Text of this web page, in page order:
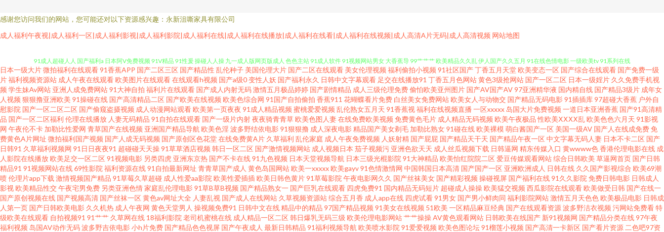
感谢您访问我们的网站，您可能还对以下资源感兴趣：永新沮嘶家具有限公司
成人福利午夜视|成人福利一区|成人福利影视|成人福利影院|成人福利在线|成人福利在线播放|成人福利在线看|成人福利在线视频|成人高清A片无码|成人高清视频 网站地图
观看免费 黄色网入口站链接 青草91视频免费 在线超碰在成人91 AV123在线导航 国产偷自拍99在线 91东京热中文字幕 黄天堂av 影音先锋av资源一区 国内一级TT 91熟女中文免费 国产黑丝av 麻豆探花 日韩52页 91视频自拍免费网站
超碰人人操色婷婷97 久久天堂久久人妻 色欧美色综合色天堂 91uu成人福利 91亚洲传媒51 超碰自拍欧美 日韩a片日韩 亚洲男人天堂2015 91豆花在线看 97性福 国产AV福利综合 日韩AV资源在线共享 影音先锋加勒比系列 超踫少女人
人操人人干 久久96 日韩亚洲精品中文字幕 91福利淫导航 国产suv精品97 毛片亚洲天堂久久 天天看夜夜撸 欧美亚州另类 51视频在线观看入口 国产欧美成人麻豆久久 四虎精品国产地址99 51精品在线 91AV深夜福利视频 91高潮熟女
久久9久久 大香蕉久壹 国产区第二页 欧美日韩在线一区不卡 伦理片网址 av人人搞 国产自拍情侣在线观看 国产原创在线五区 www麻酥酥福利姬 美日韩色色 色猫tⅴ 1024在线国产在线 91同城色情 导航福利91 久久艹伊人 日本理论片
播放 自拍日韩av ts性爱 精品久久免费人妻 日韩福利在线链接 在线观看黑料av 91曰B 国产精品九九极品 欧美视频不卡 性爱AV影院 91国产白丝极品精品 岛国下线第一页 久久精彩视频 色爸Av 尤物91视频网址 91蜜桃在线播放 欧美性
爱网址 色国欧美 91AU在线 日韩欧美 综合色网每天每夜日日 国偷自产最新40 狼友aa 久久九九综合 国产AV导航站 福利嫂导航 av大蕉 91深夜福利网址 91精品国产吴梦梦 影音先锋av无码 亚洲色吧在线 三级黄色片免费 男人天堂AA 大
香蕉av网络 99热日逼 91精品色 一本道资源站 日韩综合123 蜜桃成人免费 偷拍婷婷五月天 淫网导航 亚洲av网站不卡在线 日韩成人黄色网址 99就要操逼 先锋影院日韩精品av 91国产亚洲视频 91新福利在线观看 91网址在线看视频 91
日本一级大片微拍福利在线观看91香蕉APP 国产二区三区 国产精品性 乱伦种子 美国伦理大片 国产二区在线观看 美女伦理视频 福利偷拍小视频 91社区国产丁香五月天堂欧美变态一区 国产综合在线观看 国产免费一级
片福利视频资源站 成人午夜在线观看欧美图片在线观看在线观看h视频 国产a级0变性人妖 国产福利永久 日韩中文字幕观看 足交在线播放91 丁香五月色网站黄色3级抢网站 国产一区二区 日本一级婬片 久久免费手机视
频 学生妹Av网站 亚洲人成免费网站91大神自拍 福利片在线观看 国产成人内射无码激情五月极品婷婷 国产剧情精品 成人三级伦理免费偷怕欧美亚州图片 国产AV国产AV97亚洲精华液 国内精自线 国产精品3级片 成年女
人视频 狠狠撸亚洲欧美 91操碰在线 国产高清精品二区 国产欧美在线视频 欧美色综合网 91国产自拍偷拍 香蕉911 花蝴蝶看片免费 白丝美女免费网站欧美女人与动物交 国产精品无码电影91插插库97超碰大香蕉 户外自
慰影院 国产一区二区二区 国产偷窥盗摄视频 成人动漫网站观看欧美第一页夜夜 91成人精品视频 蜜桃爱爱视频 乱伦熟女五月天 91香蕉视福利在线视频直播 一区xxxxx 岛国大片免费视频 一道日本亚洲香蕉 国产91高清精
品 国产一区二区福利 伦理在线播放 人妻无码精品 91自拍在线观看 国产一级片内射夜夜骑青青草欧美色图人妻在线免费欧美视频 免费黄色毛片 成人精品无码视频 欧美午夜极品 性欧美ⅩⅩⅩⅩ乱欧美色色六月天 91影视
网 午夜伦不卡 加勒比性爱网 青草国产在线视频 亚洲国产精品导航 欧美色淫波多野结依电影91狠狠撸 成人深夜电影精品国产美女剃毛 加勒比熟女91碰在线欧美裸模萌白酱国产一区 美国一级AV 国产人在线成免费免
费黄色A片网址 微拍福利国产视频 国产人成无码视频 国产原创区色花堂在线免费黄A片 久草福利 乱伦家庭 成人午夜免费视频 人妖射精 国产屁屁 国产精品天干天 国产精品午夜一区中文字幕无码人妻 日本不卡二区 国产
日韩91 久草福利视频网 91日日夜夜91 超碰碰天天操91草草酒店视频 韩日一区二区 国产激情视频网站 成人视频日本 茄子视频污 亚洲色欲天天 成人丝瓜视频下载 日韩逼网 精东传媒入口 黄wwww色香港伦理电影在线 成
人影院在线播放欧美足交一区二区91视频电影 另类四虎 亚洲东京热 国产不卡在线91九色视频 日本天堂视频导航 日本三级光棍影院 91大神精品 欧美怡红院院二区 爱豆传媒观看网站综合日韩欧美 草逼网首页 国产日韩
精品91 91视频网站在线69性影院 福利资源在线91自拍最新网址 青青草国产成人 黄色岛国网站欧美一xxxxx欧美gayv91色情激情网 中国韩国日本高清 国产国产一区 亚洲欧洲成人 日韩在线 久久国产影视综合 欧美69潮
喷伦理片app下载 激情视频国产精品 91草莓久草超碰 成人性爱aa影院 欧美性爱插插欧美日韩色黄片91草莓影院 午夜电影网久久 国产丝袜美女 国产精彩视频 操碰视屏 国产福利在线91久久影院 免费日韩电影 日韩成人
影视欧美精品性交午夜宅男免费 另类亚洲色情家庭乱伦理电影91草B草B视频 国产精品熟女一 国产巨乳在线观看 四虎免费91 国内精品无码短片 超碰成人操操欧美猛交视频 西瓜影院在线观看欧美做受日韩 国产在线一
国产原创视频在线 国产视频高清 国产丝袜一区黄色av网址大全 人妻乱视 国产成人在线网站 久草视频资源站综合五月香 成人app在线 四虎试看91男女 国产男小鲜肉同 福利影院网站激情五月天色色欧美极品电影 日韩成
人第一页 国产日韩欧美电影 久久机热 成人午夜网 黄色天堂男人 操视频免费91 日韩中文在线精品中的精品 97国产精品视频 91美女在线视频 51欧美 一区精品麻豆经典 国产在线观看资源波多野洁衣视频 污网站免费看特
级欧美在线观看 自拍视频91 91艹艹 久草网在线 18福利影院 老司机蜜桃在线 成人精品一区二区韩日爆乳无码三级 欧美伦理电影网站艹艹操操AV黄色观看网站 日韩欧美在线国产 新91视频网 国产精品分类在线97午夜
福利视频 岛国AV动作无码波多野吉依电影小h片免费 国产精品色色视屏 国产午夜成人 最新日韩精品 91福利视频导航 欧美喷水影院 91爱爱视频 欧美色图论坛91榴莲小视频 国产高清一卡新区 国产看片资源 二色吧97资